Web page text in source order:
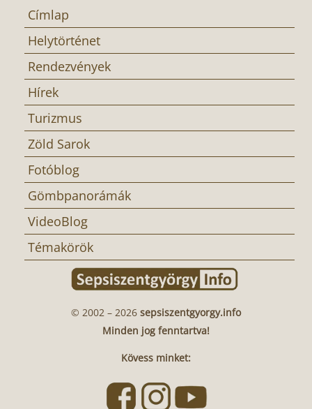
Címlap
Helytörténet
Rendezvények
Hírek
Turizmus
Zöld Sarok
Fotóblog
Gömbpanorámák
VideoBlog
Témakörök
© 2002 – 2026 sepsiszentgyorgy.info
Minden jog fenntartva!
Kövess minket: